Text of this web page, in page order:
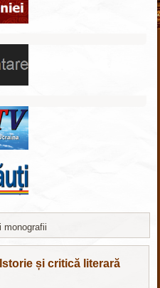
monografii
și critică literară